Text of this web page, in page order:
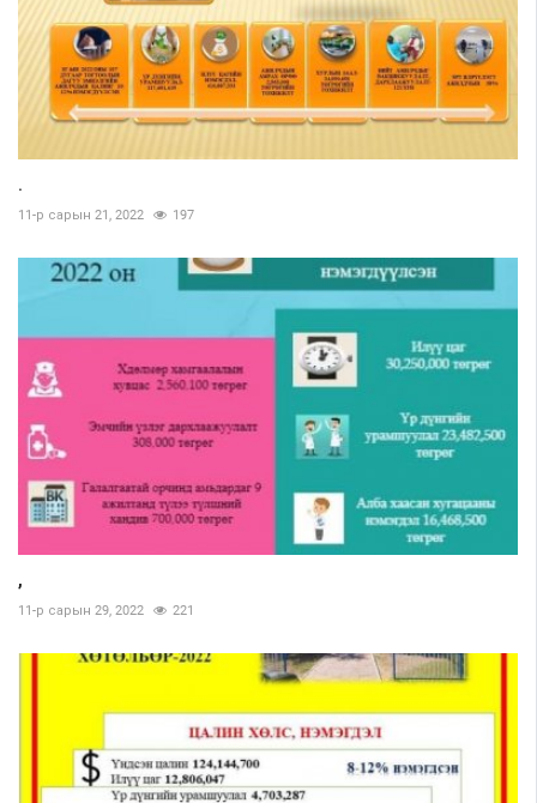
.
11-р сарын 21, 2022 197
,
11-р сарын 29, 2022 221